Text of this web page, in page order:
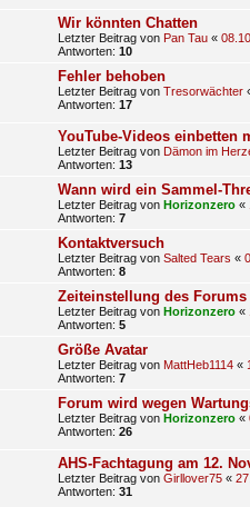
Wir könnten Chatten
Letzter Beitrag von Pan Tau «
Antworten: 10
Fehler behoben
Letzter Beitrag von Tresorwächter
Antworten: 17
YouTube-Videos einbetten
Letzter Beitrag von Dämon im
Antworten: 13
Wann wird ein Sammel-
Letzter Beitrag von Horizonzero «
Antworten: 7
Kontaktversuch
Letzter Beitrag von Salted Tears «
Antworten: 8
Zeiteinstellung des Forums
Letzter Beitrag von Horizonzero «
Antworten: 5
Größe Avatar
Letzter Beitrag von MattHeb1114 «
Antworten: 7
Forum wird wegen
Letzter Beitrag von Horizonzero «
Antworten: 26
AHS-Fachtagung am 12.
Letzter Beitrag von Girllover75 «
Antworten: 31